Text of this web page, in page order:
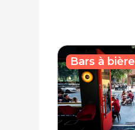
Bars à bière